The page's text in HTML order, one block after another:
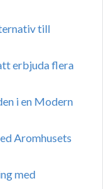
till
erbjuda flera
i en Modern
Aromhusets
med